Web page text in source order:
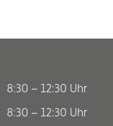
8:30 – 12:30 Uhr
8:30 – 12:30 Uhr